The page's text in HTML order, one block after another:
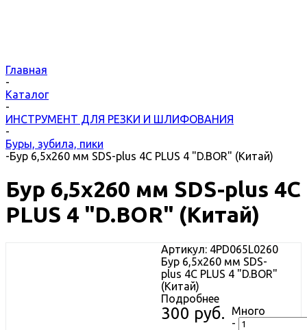
Главная
-
Каталог
-
ИНСТРУМЕНТ ДЛЯ РЕЗКИ И ШЛИФОВАНИЯ
-
Буры, зубила, пики
-Бур 6,5х260 мм SDS-plus 4C PLUS 4 "D.BOR" (Китай)
Бур 6,5х260 мм SDS-plus 4C
PLUS 4 "D.BOR" (Китай)
Артикул: 4PD065L0260
Бур 6,5х260 мм SDS-
plus 4C PLUS 4 "D.BOR"
(Китай)
Подробнее
300 руб.
Много
-